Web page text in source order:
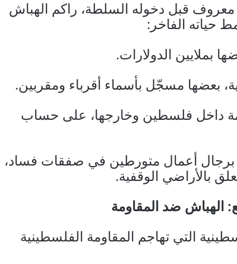
قبل دخوله السلطة، راكم الهباش
حياته الفاخر:
بملايين الدولارات.
بعضها مسجّل بأسماء أقرباء ومقربين.
داخل فلسطين وخارجها، على حساب
برجال أعمال متورطين في صفقات فساد،
بالأراضي الوقفية.
الهباش ضد المقاومة
التي تهاجم المقاومة الفلسطينية